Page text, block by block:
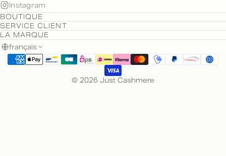
Instagram
BOUTIQUE
SERVICE CLIENT
LA MARQUE
français
© 2026 Just Cashmere